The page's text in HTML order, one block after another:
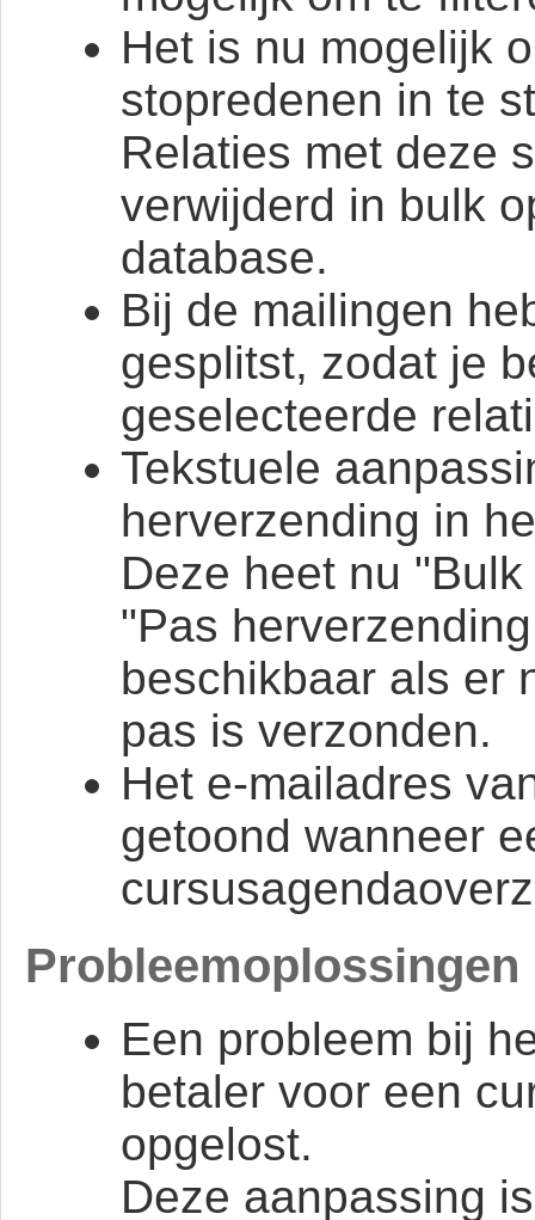
Het is nu mogelijk
stopredenen in te
Relaties met deze
verwijderd in bulk
database.
Bij de mailingen
gesplitst, zodat je
geselecteerde
Tekstuele
herverzending in
Deze heet nu
"Pas
beschikbaar als er
pas is verzonden.
Het e-mailadres
getoond wanneer
Probleemoplossingen
Een probleem bij
betaler voor een
opgelost.
Deze aanpassing